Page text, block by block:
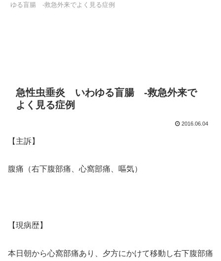
ゆる盲腸 -救急外来でよく見る症例
急性虫垂炎 いわゆる盲腸 -救急外来で
よく見る症例
2016.06.04
【主訴】
腹痛（右下腹部痛、心窩部痛、嘔気）
【現病歴】
本日朝から心窩部痛あり、夕方にかけて移動し右下腹部痛